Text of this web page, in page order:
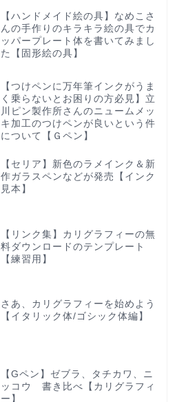
【ハンドメイド絵の具】なめこさ
んの手作りのキラキラ絵の具でカ
ッパープレート体を書いてみまし
た【固形絵の具】
【つけペンに万年筆インクがうま
く乗らないとお困りの方必見】立
川ピン製作所さんのニュームメッ
キ加工のつけペンが良いという件
について【Ｇペン】
【セリア】新色のラメインク＆新
作ガラスペンなどが発売【インク
見本】
【リンク集】カリグラフィーの無
料ダウンロードのテンプレート
【練習用】
さあ、カリグラフィーを始めよう
【イタリック体/ゴシック体編】
【Gペン】ゼブラ、タチカワ、ニ
ッコウ 書き比べ【カリグラフィ
ー】